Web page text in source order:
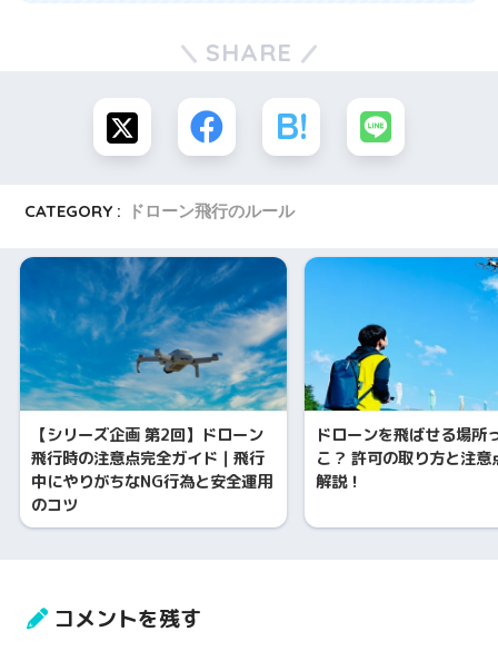
SHARE
CATEGORY : ドローン飛行のルール
【シリーズ企画 第2回】ドローン
飛行時の注意点完全ガイド｜飛行
中にやりがちなNG行為と安全運用
のコツ
ドローンを飛ばせる場所
こ？ 許可の取り方と注意
解説！
コメントを残す